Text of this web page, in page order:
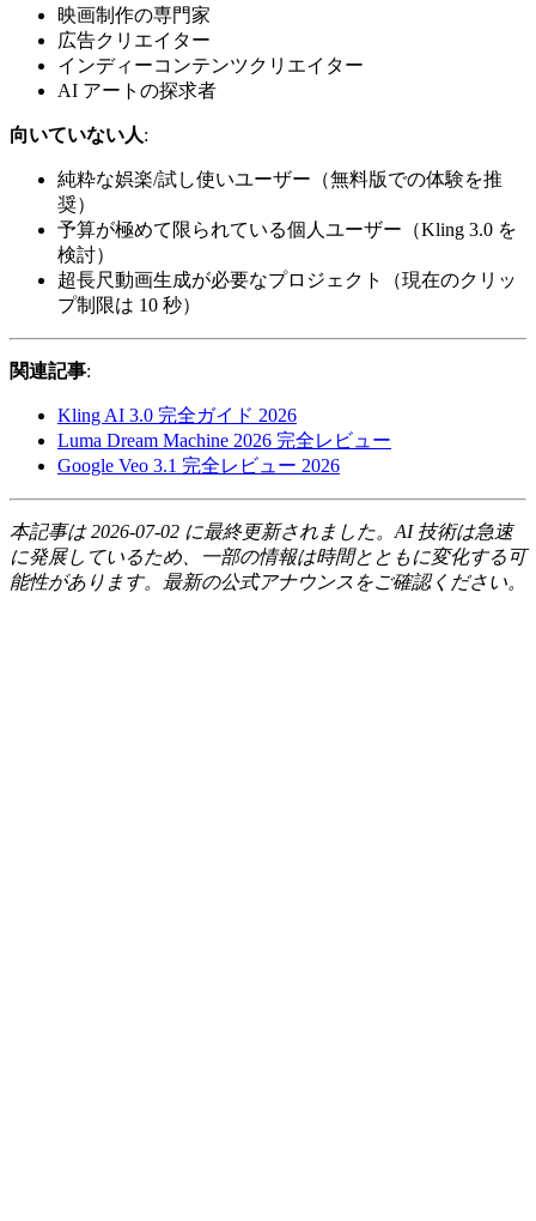
映画制作の専門家
広告クリエイター
インディーコンテンツクリエイター
AI アートの探求者
向いていない人:
純粋な娯楽/試し使いユーザー（無料版での体験を推
奨）
予算が極めて限られている個人ユーザー（Kling 3.0 を
検討）
超長尺動画生成が必要なプロジェクト（現在のクリッ
プ制限は 10 秒）
関連記事:
Kling AI 3.0 完全ガイド 2026
Luma Dream Machine 2026 完全レビュー
Google Veo 3.1 完全レビュー 2026
本記事は 2026-07-02 に最終更新されました。AI 技術は急速
に発展しているため、一部の情報は時間とともに変化する可
能性があります。最新の公式アナウンスをご確認ください。